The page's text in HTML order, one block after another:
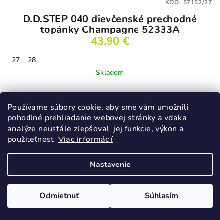
Používame súbory cookie, aby sme vám umožnili
pohodlné prehliadanie webovej stránky a vďaka
analýze neustále zlepšovali jej funkcie, výkon a
použiteľnosť. Viac informácií
Nastavenie
Odmietnuť Súhlasím
D.D.STEP 040 dievčenské prechodné
topánky Champagne 52333A
43,90 €
27
28
Skladom
Detail
KÓD: 57152/27
Podobné produkty